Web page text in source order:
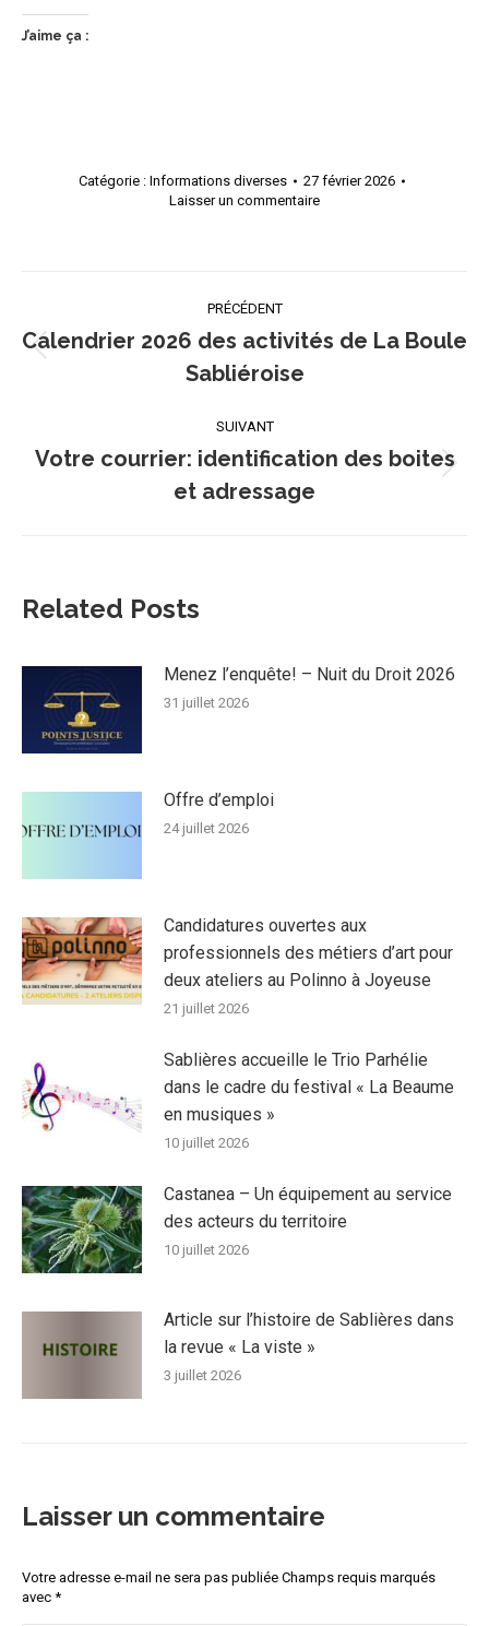
J’aime ça :
Catégorie : Informations diverses
27 février 2026
Laisser un commentaire
Navigation
article
PRÉCÉDENT
précédent
Calendrier 2026 des activités de La Boule
Sabliéroise
SUIVANT
suivant
Votre courrier: identification des boites
et adressage
Related Posts
Menez l’enquête! – Nuit du Droit 2026
31 juillet 2026
Offre d’emploi
24 juillet 2026
Candidatures ouvertes aux
professionnels des métiers d’art pour
deux ateliers au Polinno à Joyeuse
21 juillet 2026
Sablières accueille le Trio Parhélie
dans le cadre du festival « La Beaume
en musiques »
10 juillet 2026
Castanea – Un équipement au service
des acteurs du territoire
10 juillet 2026
Article sur l’histoire de Sablières dans
la revue « La viste »
3 juillet 2026
Laisser un commentaire
Votre adresse e-mail ne sera pas publiée Champs requis marqués
avec *